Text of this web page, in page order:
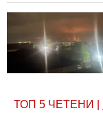
ТОП 5 ЧЕТЕНИ